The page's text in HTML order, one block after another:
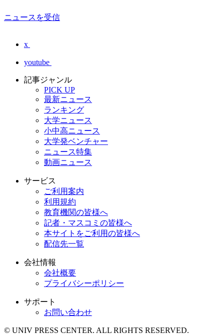
ニュースを受信
x
youtube
記事ジャンル
PICK UP
最新ニュース
ランキング
大学ニュース
小中高ニュース
大学発ベンチャー
ニュース特集
動画ニュース
サービス
ご利用案内
利用規約
教育機関の皆様へ
記者・マスコミの皆様へ
本サイトをご利用の皆様へ
配信先一覧
会社情報
会社概要
プライバシーポリシー
サポート
お問い合わせ
© UNIV PRESS CENTER. ALL RIGHTS RESERVED.